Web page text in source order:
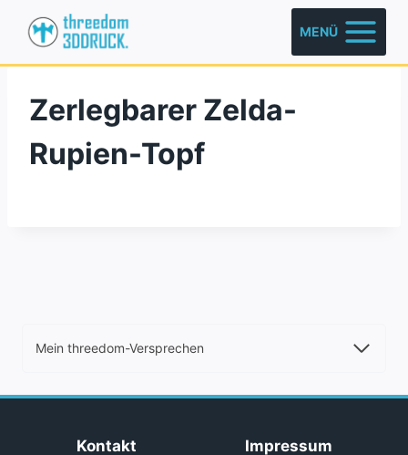
Inhalt
springen
MENÜ
Zerlegbarer Zelda-
Rupien-Topf
Mein threedom-Versprechen
Kontakt Impressum